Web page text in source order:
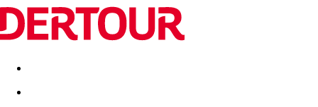
Destinatii Vacanta perfecta OFERTE DE NERATAT